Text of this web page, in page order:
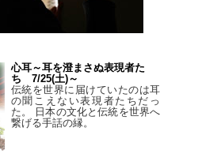
心耳～耳を澄まさぬ表現者た
ち 7/25(土)～
伝統を世界に届けていたのは耳
の聞こえない表現者たちだっ
た。 日本の文化と伝統を世界へ
繋げる手話の縁。